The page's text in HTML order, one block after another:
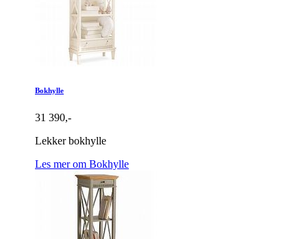
Bokhylle
31 390,-
Lekker bokhylle
Les mer om Bokhylle